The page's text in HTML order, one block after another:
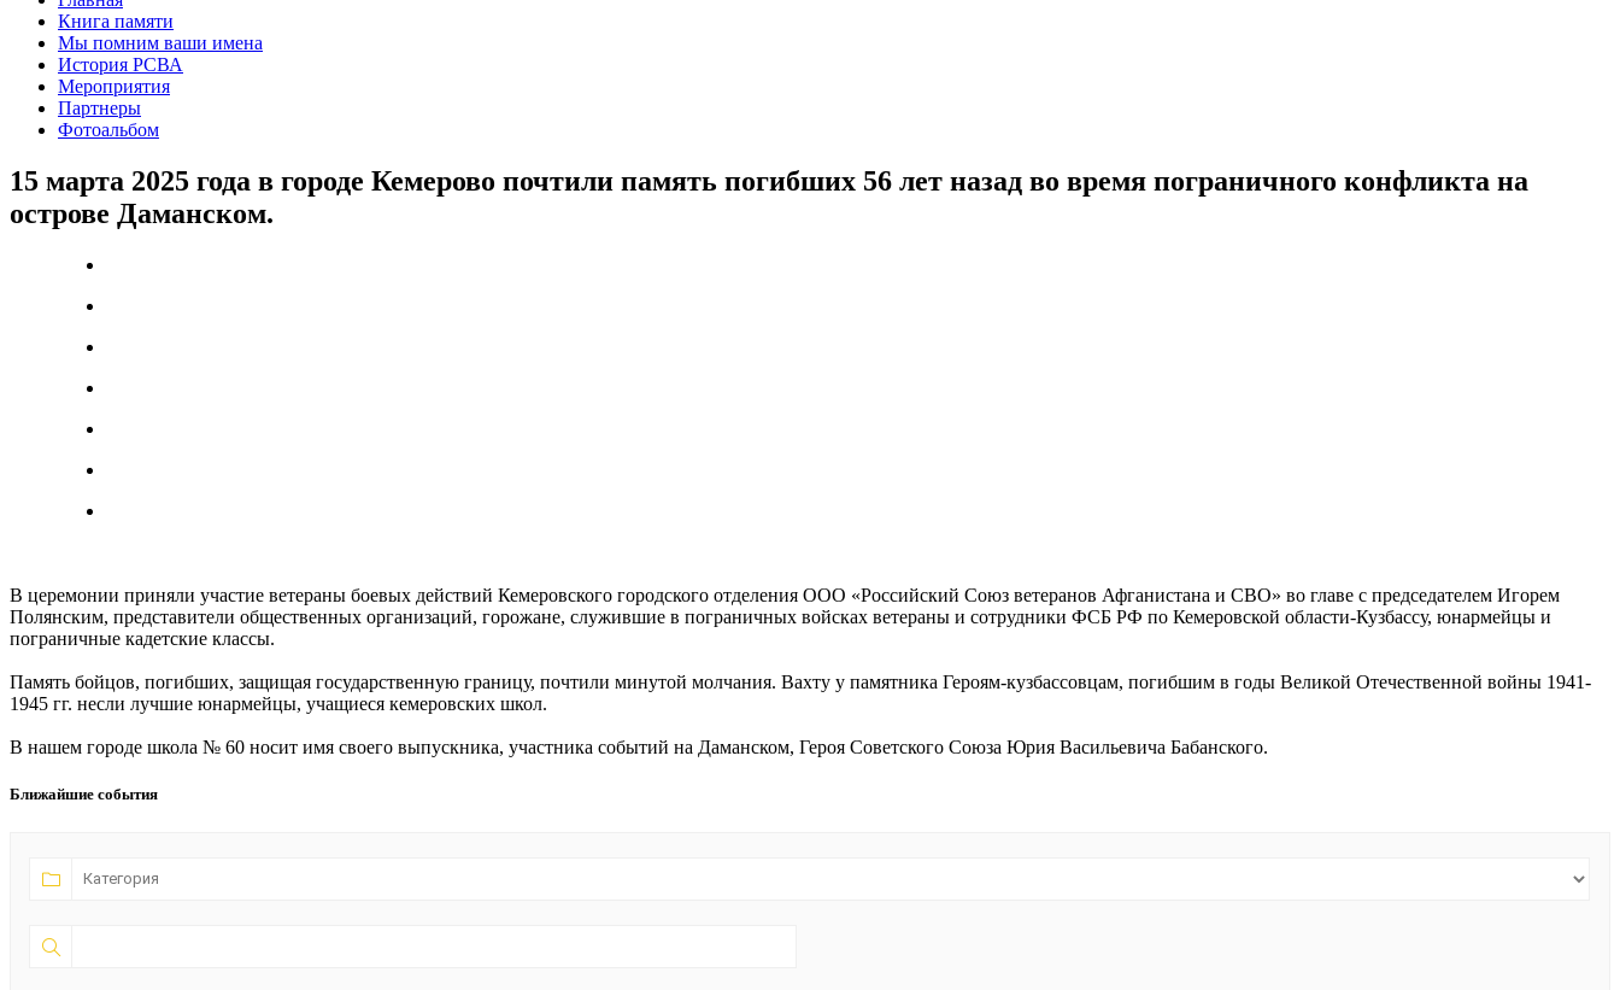
Книга памяти
Мы помним ваши имена
История РСВА
Мероприятия
Партнеры
Фотоальбом
15 марта 2025 года в городе Кемерово почтили память погибших 56 лет назад во время пограничного конфликта на
острове Даманском.
В церемонии приняли участие ветераны боевых действий Кемеровского городского отделения ООО «Российский Союз ветеранов Афганистана и СВО» во главе с председателем Игорем
Полянским, представители общественных организаций, горожане, служившие в пограничных войсках ветераны и сотрудники ФСБ РФ по Кемеровской области-Кузбассу, юнармейцы и
пограничные кадетские классы.
Память бойцов, погибших, защищая государственную границу, почтили минутой молчания. Вахту у памятника Героям-кузбассовцам, погибшим в годы Великой Отечественной войны 1941-
1945 гг. несли лучшие юнармейцы, учащиеся кемеровских школ.
В нашем городе школа № 60 носит имя своего выпускника, участника событий на Даманском, Героя Советского Союза Юрия Васильевича Бабанского.
Ближайшие события